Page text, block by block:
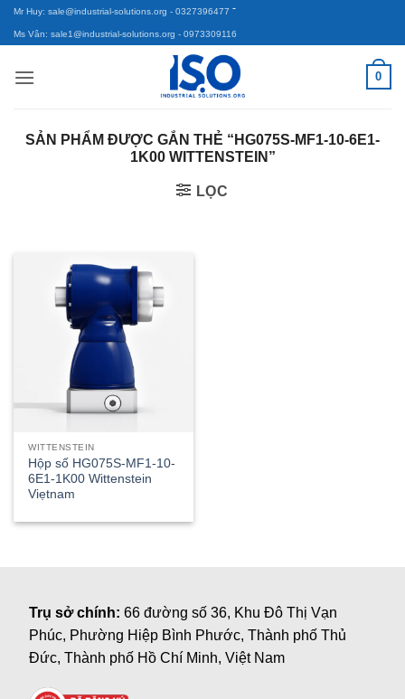
Bỏ
qua
dung
Mr Huy: sale@industrial-solutions.org - 0327396477 -
Ms Vân: sale1@industrial-solutions.org - 0973309116
0
SẢN PHẨM ĐƯỢC GẮN THẺ “HG075S-MF1-10-6E1-
1K00 WITTENSTEIN”
LỌC
WITTENSTEIN
Hộp số HG075S-MF1-10-
6E1-1K00 Wittenstein
Viẹtnam
Trụ sở chính:66 đường số 36, Khu Đô Thị Vạn
Phúc, Phường Hiệp Bình Phước, Thành phố Thủ
Đức, Thành phố Hồ Chí Minh, Việt Nam